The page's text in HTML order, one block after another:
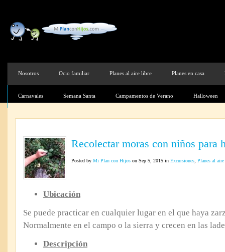
Nosotros Ocio familiar Planes al aire libre Planes en casa
Carnavales Semana Santa Campamentos de Verano Halloween
Recolectar moras con niños para
Posted by Mi Plan con Hijos on Sep 5, 2015 in Excursiones Planes al
Ubicación
Se puede practicar en cualquier lugar en el que haya
Normalmente en el campo o la sierra y crecen en las
Descripción